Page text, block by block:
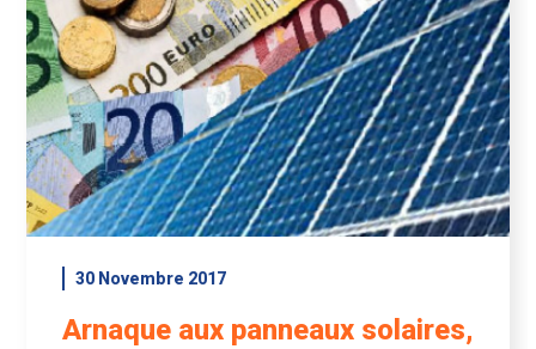
30 Novembre 2017
Arnaque aux panneaux solaires,